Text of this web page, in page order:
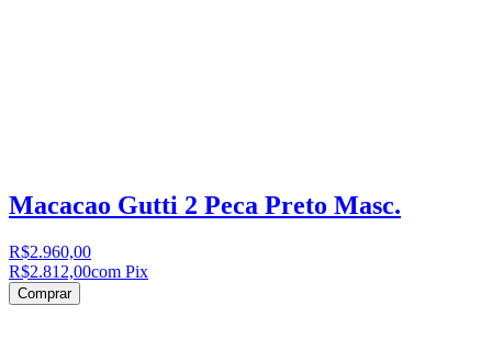
Macacao Gutti 2 Peca Preto Masc.
R$2.960,00
R$2.812,00com Pix
Comprar